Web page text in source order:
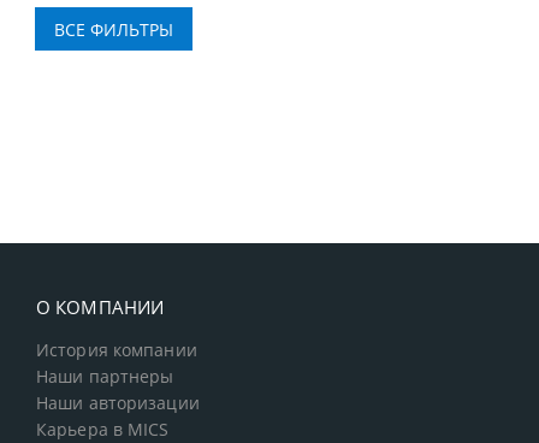
О КОМПАНИИ
История компании
Наши партнеры
Наши авторизации
Карьера в MICS